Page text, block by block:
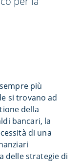
più
si trovano ad
della
bancari, la
di una
delle strategie di